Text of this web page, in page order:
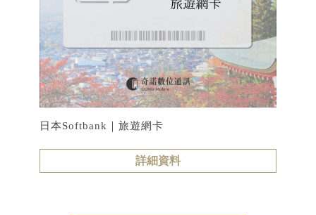
日本Softbank｜旅遊網卡
詳細資料